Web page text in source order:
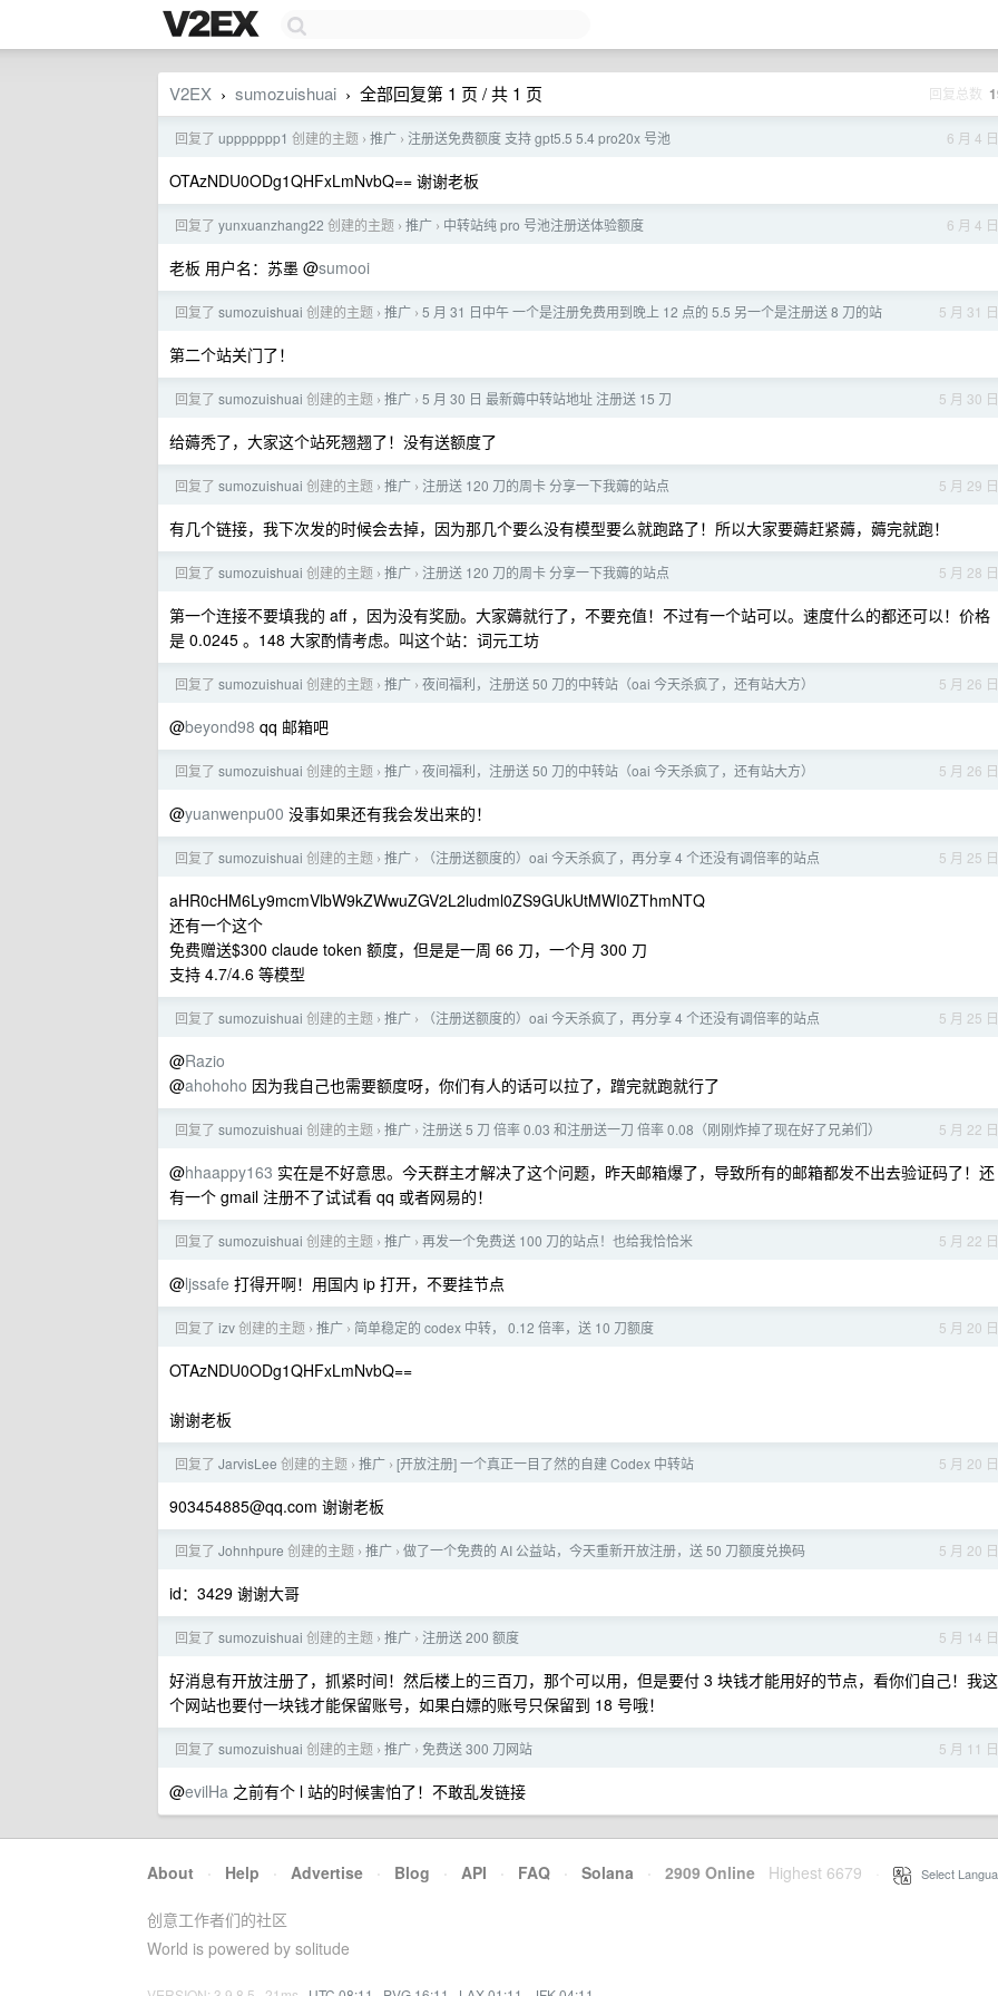
V2EX › sumozuishuai › 全部回复第 1 页 / 共 1 页 回复总数
6 月 4 日
回复了 uppppppp1 创建的主题 › 推广 › 注册送免费额度 支持 gpt5.5 5.4 pro20x 号池
OTAzNDU0ODg1QHFxLmNvbQ== 谢谢老板
6 月 4 日
回复了 yunxuanzhang22 创建的主题 › 推广 › 中转站纯 pro 号池注册送体验额度
老板 用户名：苏墨 @sumooi
5 月 31 日
回复了 sumozuishuai 创建的主题 › 推广 › 5 月 31 日中午 一个是注册免费用到晚上 12 点的 5.5 另一个是注册送 8 刀的站
第二个站关门了！
5 月 30 日
回复了 sumozuishuai 创建的主题 › 推广 › 5 月 30 日 最新薅中转站地址 注册送 15 刀
给薅秃了，大家这个站死翘翘了！没有送额度了
5 月 29 日
回复了 sumozuishuai 创建的主题 › 推广 › 注册送 120 刀的周卡 分享一下我薅的站点
有几个链接，我下次发的时候会去掉，因为那几个要么没有模型要么就跑路了！所以大家要薅赶紧薅，薅完就跑！
5 月 28 日
回复了 sumozuishuai 创建的主题 › 推广 › 注册送 120 刀的周卡 分享一下我薅的站点
第一个连接不要填我的 aff ，因为没有奖励。大家薅就行了，不要充值！不过有一个站可以。速度什么的都还可以！价格
是 0.0245 。148 大家酌情考虑。叫这个站：词元工坊
5 月 26 日
回复了 sumozuishuai 创建的主题 › 推广 › 夜间福利，注册送 50 刀的中转站（oai 今天杀疯了，还有站大方）
@beyond98 qq 邮箱吧
5 月 26 日
回复了 sumozuishuai 创建的主题 › 推广 › 夜间福利，注册送 50 刀的中转站（oai 今天杀疯了，还有站大方）
@yuanwenpu00 没事如果还有我会发出来的！
5 月 25 日
回复了 sumozuishuai 创建的主题 › 推广 › （注册送额度的）oai 今天杀疯了，再分享 4 个还没有调倍率的站点
aHR0cHM6Ly9mcmVlbW9kZWwuZGV2L2ludml0ZS9GUkUtMWI0ZThmNTQ
还有一个这个
免费赠送$300 claude token 额度，但是是一周 66 刀，一个月 300 刀
支持 4.7/4.6 等模型
5 月 25 日
回复了 sumozuishuai 创建的主题 › 推广 › （注册送额度的）oai 今天杀疯了，再分享 4 个还没有调倍率的站点
@Razio
@ahohoho 因为我自己也需要额度呀，你们有人的话可以拉了，蹭完就跑就行了
5 月 22 日
回复了 sumozuishuai 创建的主题 › 推广 › 注册送 5 刀 倍率 0.03 和注册送一刀 倍率 0.08（刚刚炸掉了现在好了兄弟们）
@hhaappy163 实在是不好意思。今天群主才解决了这个问题，昨天邮箱爆了，导致所有的邮箱都发不出去验证码了！还
有一个 gmail 注册不了试试看 qq 或者网易的！
5 月 22 日
回复了 sumozuishuai 创建的主题 › 推广 › 再发一个免费送 100 刀的站点！也给我恰恰米
@ljssafe 打得开啊！用国内 ip 打开，不要挂节点
5 月 20 日
回复了 izv创建的主题 › 推广 › 简单稳定的 codex 中转， 0.12 倍率，送 10 刀额度
OTAzNDU0ODg1QHFxLmNvbQ==
谢谢老板
5 月 20 日
回复了 JarvisLee 创建的主题 › 推广 › [开放注册] 一个真正一目了然的自建 Codex 中转站
903454885@qq.com 谢谢老板
5 月 20 日
回复了 Johnhpure 创建的主题 › 推广 › 做了一个免费的 AI 公益站，今天重新开放注册，送 50 刀额度兑换码
id：3429 谢谢大哥
5 月 14 日
回复了 sumozuishuai 创建的主题 › 推广 › 注册送 200 额度
好消息有开放注册了，抓紧时间！然后楼上的三百刀，那个可以用，但是要付 3 块钱才能用好的节点，看你们自己！我这
个网站也要付一块钱才能保留账号，如果白嫖的账号只保留到 18 号哦！
5 月 11 日
回复了 sumozuishuai 创建的主题 › 推广 › 免费送 300 刀网站
@evilHa 之前有个 l 站的时候害怕了！不敢乱发链接
About · Help · Advertise · Blog · API · FAQ · Solana · 2909 Online Highest 6679 Select
创意工作者们的社区
World is powered by solitude